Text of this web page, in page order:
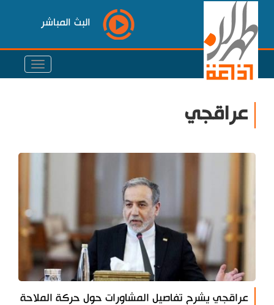
البث المباشر
عراقجي
عراقجي يشرح تفاصيل المشاورات حول حركة الملاحة